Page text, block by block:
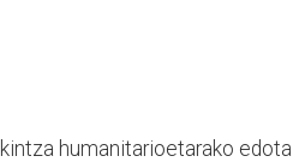
humanitarioetarako edota